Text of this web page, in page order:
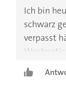
Ich bin
schwarz
verpasst
weiß
und jetzt